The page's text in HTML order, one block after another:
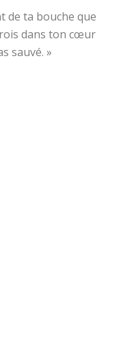
de ta bouche que
dans ton cœur
sauvé. »